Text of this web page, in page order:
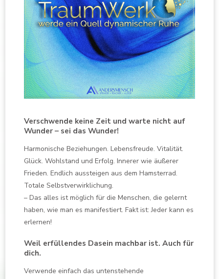
Verschwende keine Zeit und warte nicht auf
Wunder – sei das Wunder!
Harmonische Beziehungen. Lebensfreude. Vitalität.
Glück. Wohlstand und Erfolg. Innerer wie äußerer
Frieden. Endlich aussteigen aus dem Hamsterrad.
Totale Selbstverwirklichung.
– Das alles ist möglich für die Menschen, die gelernt
haben, wie man es manifestiert. Fakt ist: Jeder kann es
erlernen!
Weil erfüllendes Dasein machbar ist. Auch für
dich.
Verwende einfach das untenstehende